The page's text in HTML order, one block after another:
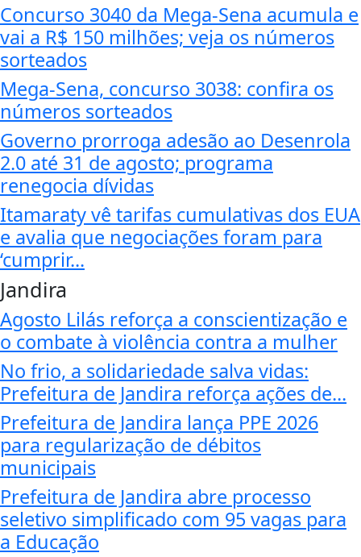
Concurso 3040 da Mega-Sena acumula e
vai a R$ 150 milhões; veja os números
sorteados
Mega-Sena, concurso 3038: confira os
números sorteados
Governo prorroga adesão ao Desenrola
2.0 até 31 de agosto; programa
renegocia dívidas
Itamaraty vê tarifas cumulativas dos EUA
e avalia que negociações foram para
‘cumprir...
Jandira
Agosto Lilás reforça a conscientização e
o combate à violência contra a mulher
No frio, a solidariedade salva vidas:
Prefeitura de Jandira reforça ações de...
Prefeitura de Jandira lança PPE 2026
para regularização de débitos
municipais
Prefeitura de Jandira abre processo
seletivo simplificado com 95 vagas para
a Educação